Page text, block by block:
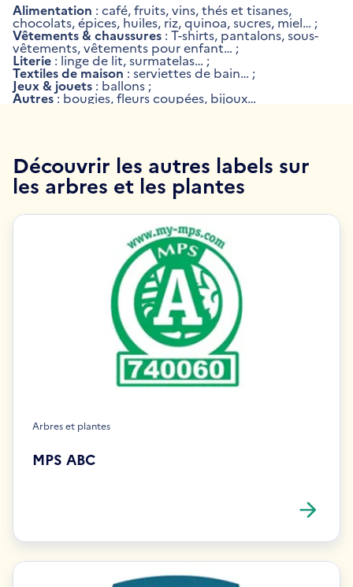
Alimentation : café, fruits, vins, thés et tisanes,
chocolats, épices, huiles, riz, quinoa, sucres, miel… ;
Vêtements & chaussures : T-shirts, pantalons, sous-
vêtements, vêtements pour enfant… ;
Literie : linge de lit, surmatelas… ;
Textiles de maison: serviettes de bain… ;
Jeux & jouets : ballons ;
Autres: bougies, fleurs coupées, bijoux…
Découvrir les autres labels sur
les arbres et les plantes
Arbres et plantes
MPS ABC